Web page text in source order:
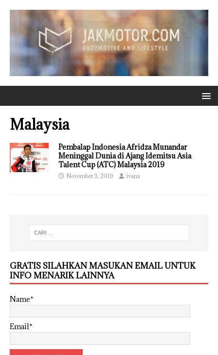
Malaysia
Pembalap Indonesia Afridza Munandar
Meninggal Dunia di Ajang Idemitsu Asia
Talent Cup (ATC) Malaysia 2019
November 3, 2019 ivana
GRATIS SILAHKAN MASUKAN EMAIL UNTUK
INFO MENARIK LAINNYA
Name*
Email*